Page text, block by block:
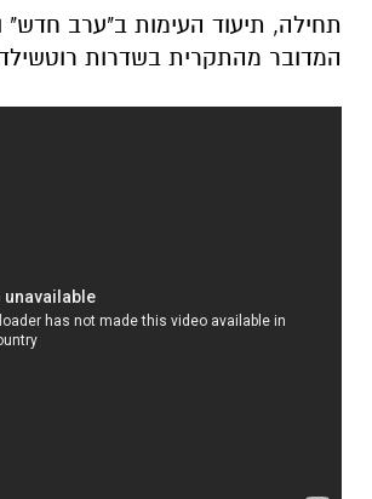
תחילה, תיעוד העימות ב"ערב חדש"
המדובר מהתקרית בשדרות